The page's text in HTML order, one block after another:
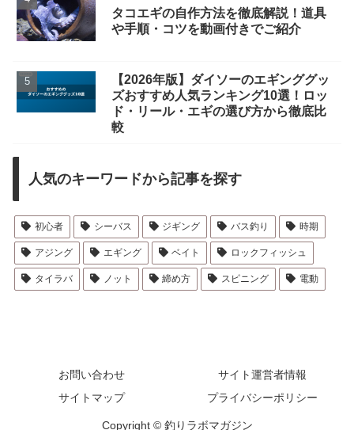
タコエギの自作方法を徹底解説！道具
や手順・コツを動画付きでご紹介
【2026年版】ダイソーのエギンググッ
ズおすすめ人気ランキング10選！ロッ
ド・リール・エギの選び方から徹底比
較
人気のキーワードから記事を探す
初心者 シーバス ジギング バス釣り 時期
アジング エギング ベイト ロックフィッシュ
タイラバ ノット 締め方 スピニング 電動
お問い合わせ
サイト運営者情報
サイトマップ
プライバシーポリシー
Copyright © 釣りラボマガジン